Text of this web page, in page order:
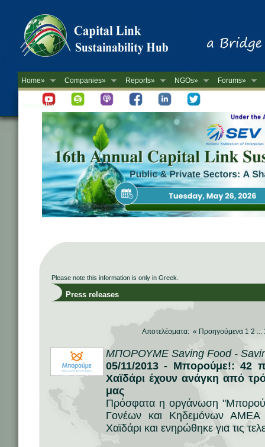
Home» Companies» Reports» NGOs» Forums»
Newsletter
Please note this information is only in Greek.
Press releases
Αποτελέσματα: « Προηγούμενα 1 2 ...
ΜΠΟΡΟΥΜΕ Saving Food -
05/11/2013 - Μπορούμε!: 42
Χαϊδάρι έχουν ανάγκη από
μας
Πρόσφατα η οργάνωση
Γονέων και Κηδεμόνων ΑΜΕΑ
Χαϊδάρι και ενηρώθηκε για τις